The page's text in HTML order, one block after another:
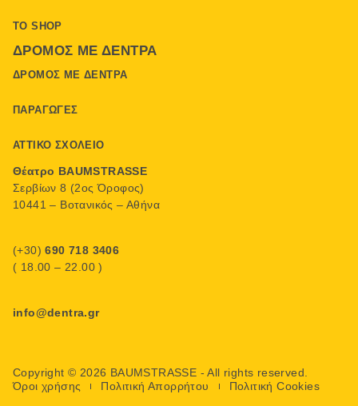
ΤΟ SHOP
ΔΡΌΜΟΣ ΜΕ ΔΈΝΤΡΑ
ΔΡΌΜΟΣ ΜΕ ΔΈΝΤΡΑ
ΠΑΡΑΓΩΓΈΣ
ΑΤΤΙΚΌ ΣΧΟΛΕΊΟ
Θέατρο BAUMSTRASSE
Σερβίων 8 (2ος Όροφος)
10441 – Βοτανικός – Αθήνα
(+30)690 718 3406
( 18.00 – 22.00 )
info@dentra.gr
Copyright © 2026 BAUMSTRASSE - All rights reserved.
Όροι χρήσης
Πολιτική Απορρήτου Πολιτική Cookies